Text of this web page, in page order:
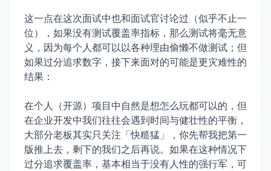
这一点在这次面试中也和面试官讨论过（似乎不止一
位），如果没有测试覆盖率指标，那么测试将毫无意
义，因为每个人都可以以各种理由偷懒不做测试；但
如果过分追求数字，接下来面对的可能是更灾难性的
结果：
在个人（开源）项目中自然是想怎么玩都可以的，但
在企业开发中我们往往会遇到时间与健壮性的平衡，
大部分老板其实只关注「快糙猛」，你先帮我把第一
版推上去，剩下的我们之后再说。如果在这种情况下
过分追求覆盖率，基本相当于没有人性的强行军，可